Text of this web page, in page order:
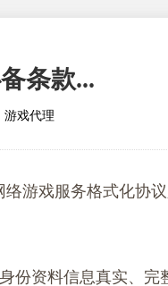
条款...
游戏代理
游戏服务格式化协
份资料信息真实、完